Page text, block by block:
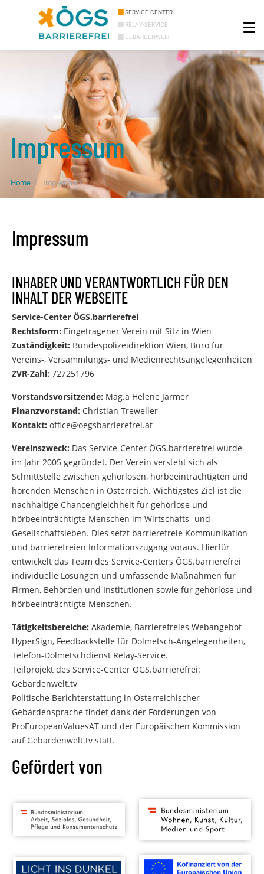
SERVICE-CENTER
RELAY-SERVICE
GEBÄRDENWELT
Impressum
Home Impressum
Impressum
INHABER UND VERANTWORTLICH FÜR DEN
INHALT DER WEBSEITE
Service-Center ÖGS.barrierefrei
Rechtsform: Eingetragener Verein mit Sitz in Wien
Zuständigkeit: Bundespolizeidirektion Wien, Büro für
Vereins-, Versammlungs- und Medienrechtsangelegenheiten
ZVR-Zahl: 727251796
Vorstandsvorsitzende: Mag.a Helene Jarmer
Finanzvorstand: Christian Treweller
Kontakt: office@oegsbarrierefrei.at
Vereinszweck: Das Service-Center ÖGS.barrierefrei wurde
im Jahr 2005 gegründet. Der Verein versteht sich als
Schnittstelle zwischen gehörlosen, hörbeeinträchtigten und
hörenden Menschen in Österreich. Wichtigstes Ziel ist die
nachhaltige Chancengleichheit für gehörlose und
hörbeeinträchtigte Menschen im Wirtschafts- und
Gesellschaftsleben. Dies setzt barrierefreie Kommunikation
und barrierefreien Informationszugang voraus. Hierfür
entwickelt das Team des Service-Centers ÖGS.barrierefrei
individuelle Lösungen und umfassende Maßnahmen für
Firmen, Behörden und Institutionen sowie für gehörlose und
hörbeeinträchtigte Menschen.
Tätigkeitsbereiche: Akademie, Barrierefreies Webangebot –
HyperSign, Feedbackstelle für Dolmetsch-Angelegenheiten,
Telefon-Dolmetschdienst Relay-Service.
Teilprojekt des Service-Center ÖGS.barrierefrei:
Gebärdenwelt.tv
Politische Berichterstattung in Österreichischer
Gebärdensprache findet dank der Förderungen von
ProEuropeanValuesAT und der Europäischen Kommission
auf Gebärdenwelt.tv statt.
Gefördert von